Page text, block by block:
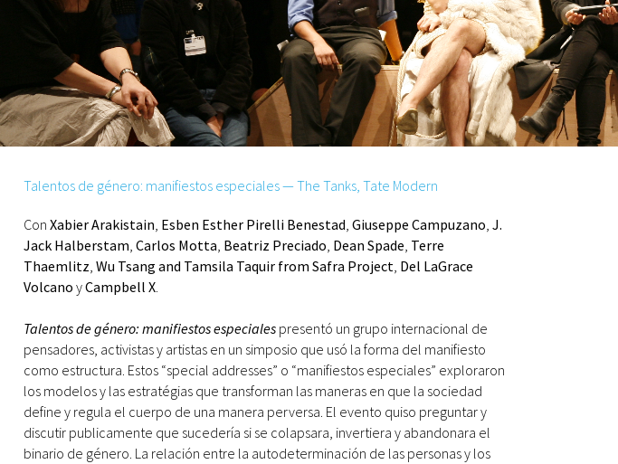
Talentos de género: manifiestos especiales — The Tanks, Tate Modern
Con Xabier Arakistain, Esben Esther Pirelli Benestad, Giuseppe Campuzano, J.
Jack Halberstam, Carlos Motta, Beatriz Preciado, Dean Spade, Terre
Thaemlitz, Wu Tsang and Tamsila Taquir from Safra Project, Del LaGrace
Volcano yCampbell X.
Talentos de género: manifiestos especiales presentó un grupo internacional de
pensadores, activistas y artistas en un simposio que usó la forma del manifiesto
como estructura. Estos “special addresses” o “manifiestos especiales” exploraron
los modelos y las estratégias que transforman las maneras en que la sociedad
define y regula el cuerpo de una manera perversa. El evento quiso preguntar y
discutir publicamente que sucedería si se colapsara, invertiera y abandonara el
binario de género. La relación entre la autodeterminación de las personas y los